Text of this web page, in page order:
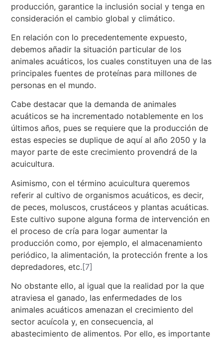
producción, garantice la inclusión social y tenga en
consideración el cambio global y climático.
En relación con lo precedentemente expuesto,
debemos añadir la situación particular de los
animales acuáticos, los cuales constituyen una de las
principales fuentes de proteínas para millones de
personas en el mundo.
Cabe destacar que la demanda de animales
acuáticos se ha incrementado notablemente en los
últimos años, pues se requiere que la producción de
estas especies se duplique de aquí al año 2050 y la
mayor parte de este crecimiento provendrá de la
acuicultura.
Asimismo, con el término acuicultura queremos
referir al cultivo de organismos acuáticos, es decir,
de peces, moluscos, crustáceos y plantas acuáticas.
Este cultivo supone alguna forma de intervención en
el proceso de cría para logar aumentar la
producción como, por ejemplo, el almacenamiento
periódico, la alimentación, la protección frente a los
depredadores, etc.[7]
No obstante ello, al igual que la realidad por la que
atraviesa el ganado, las enfermedades de los
animales acuáticos amenazan el crecimiento del
sector acuícola y, en consecuencia, al
abastecimiento de alimentos. Por ello, es importante